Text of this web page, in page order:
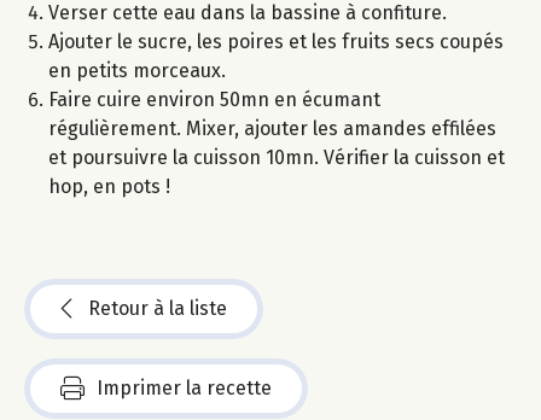
Verser cette eau dans la bassine à confiture.
Ajouter le sucre, les poires et les fruits secs coupés
en petits morceaux.
Faire cuire environ 50mn en écumant
régulièrement. Mixer, ajouter les amandes effilées
et poursuivre la cuisson 10mn. Vérifier la cuisson et
hop, en pots !
Retour à la liste
Imprimer la recette